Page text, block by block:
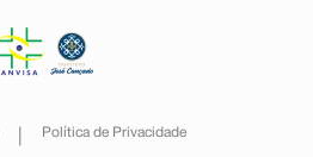
Política de Privacidade